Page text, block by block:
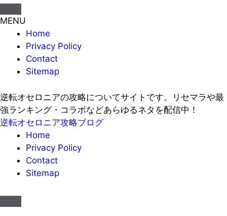
MENU
Home
Privacy Policy
Contact
Sitemap
逆転オセロニアの攻略についてサイトです。リセマラや最
強ランキング・コラボなどあらゆるネタを配信中！
逆転オセロニア攻略ブログ
Home
Privacy Policy
Contact
Sitemap